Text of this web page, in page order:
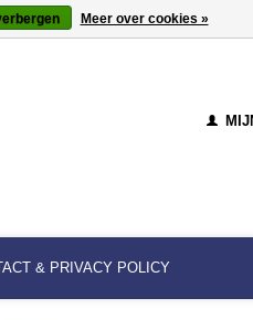
& PRIVACY POLICY
Meer over cookies »